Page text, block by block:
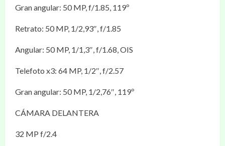
Gran angular: 50 MP, f/1.85, 119º
Retrato: 50 MP, 1/2,93″, f/1.85
Angular: 50 MP, 1/1,3″, f/1.68, OIS
Telefoto x3: 64 MP, 1/2″, f/2.57
Gran angular: 50 MP, 1/2,76″, 119º
CÁMARA DELANTERA
32 MP f/2.4